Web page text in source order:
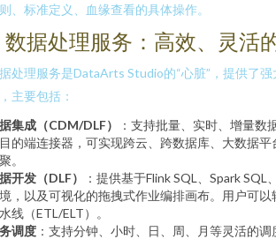
、标准定义、血缘查看的具体操作。
数据处理服务：高效、灵活
处理服务是DataArts Studio的“心脏”，提供了
主要包括：
集成（CDM/DLF）
：支持批量、实时、增量数
的端连接器，可实现跨云、跨数据库、大数据
。
开发（DLF）
：提供基于Flink SQL、Spark
，以及可视化的拖拽式作业编排画布。用户可
线（ETL/ELT）。
调度 ：支持分钟、小时、日、周、月等灵活的